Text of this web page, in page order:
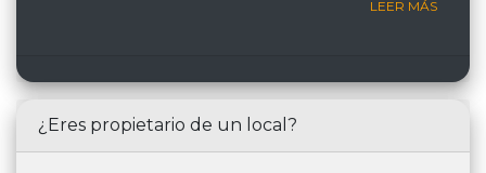
LEER MÁS
¿Eres propietario de un local?